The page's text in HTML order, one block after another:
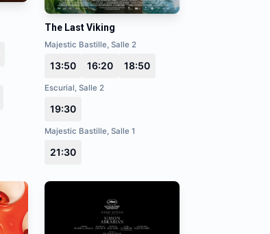
The Last Viking
Majestic Bastille, Salle 2
13:50 16:20 18:50
Escurial, Salle 2
19:30
Majestic Bastille, Salle 1
21:30